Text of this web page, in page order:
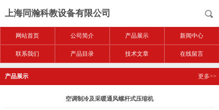
上海同瀚科教设备有限公司
网站首页 公司简介 产品展示 新闻中心
联系我们 产品目录 技术文章 在线留言
产品展示 更多>>
空调制冷及采暖通风螺杆式压缩机